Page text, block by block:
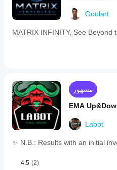
Goulart
MATRIX INFINITY, See Beyond
مشهور
EMA
Labot
✨ N.B.: Results with an initial
4.5 (2)